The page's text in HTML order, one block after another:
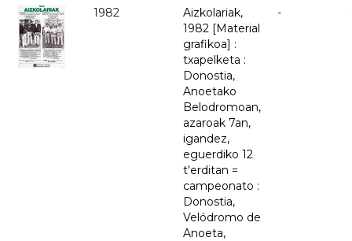
1982
Aizkolariak,
1982 [Material
grafikoa] :
txapelketa :
Donostia,
Anoetako
Belodromoan,
azaroak 7an,
igandez,
eguerdiko 12
t'erditan =
campeonato :
Donostia,
Velódromo de
Anoeta,
-